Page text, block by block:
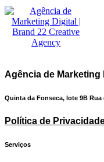
Agência de Marketing
Quinta da Fonseca, lote 9B Rua
Política de
Serviços